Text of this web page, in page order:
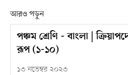
আরও পড়ুন
পঞ্চম শ্রেণি - বাংলা |
রূপ (১-১০)
১৩ নভেম্বর ২০২৩